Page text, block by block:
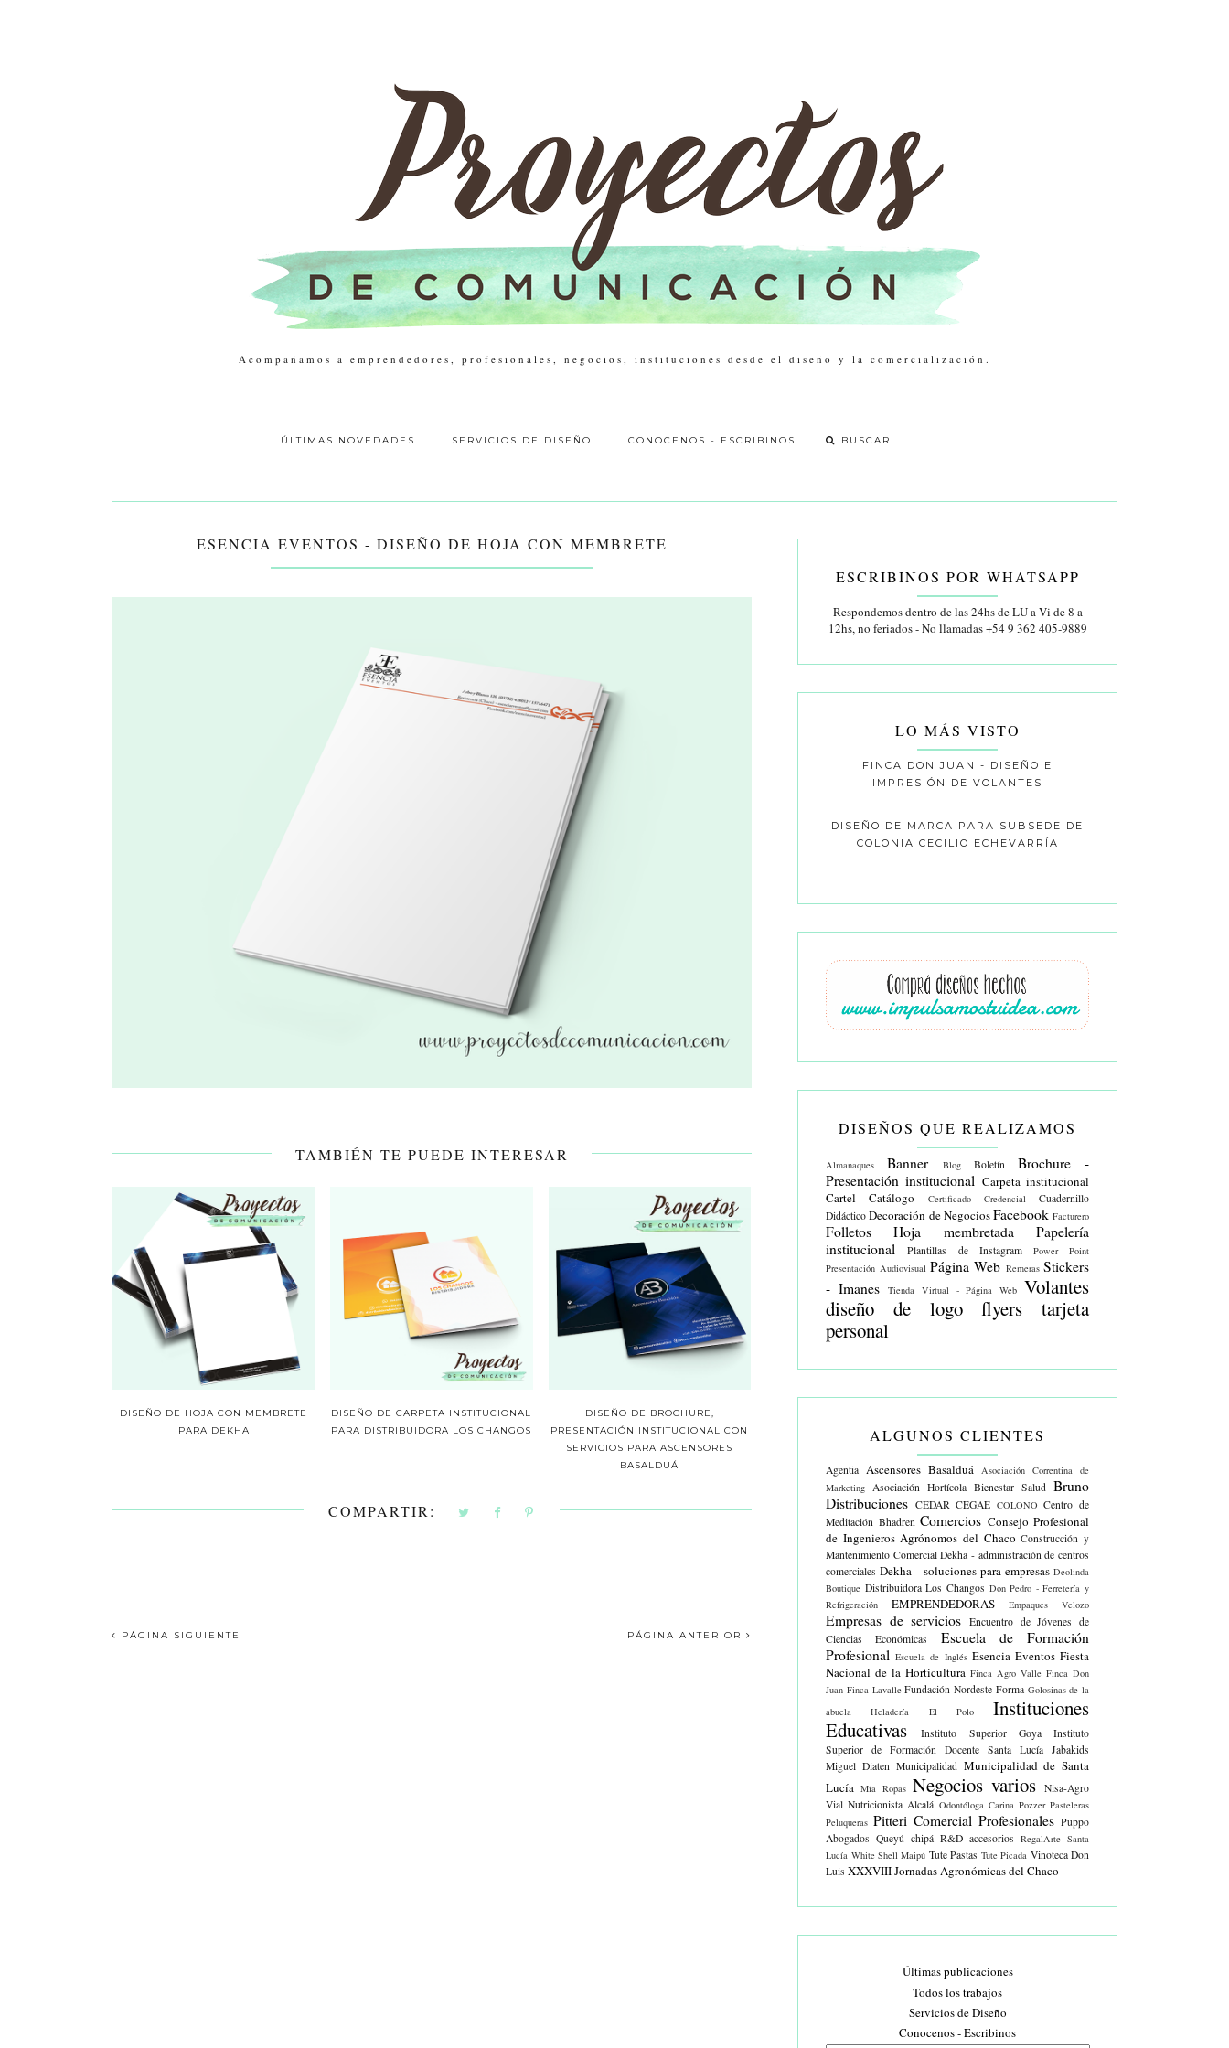
Acompañamos a emprendedores, profesionales, negocios, instituciones desde el diseño y la comercialización.
ÚLTIMAS NOVEDADES SERVICIOS DE DISEÑO CONOCENOS - ESCRIBINOS
ESENCIA EVENTOS - DISEÑO DE HOJA CON MEMBRETE
TAMBIÉN TE PUEDE INTERESAR
DISEÑO DE HOJA CON MEMBRETE
PARA DEKHA
DISEÑO DE CARPETA INSTITUCIONAL
PARA DISTRIBUIDORA LOS CHANGOS
DISEÑO DE BROCHURE,
PRESENTACIÓN INSTITUCIONAL CON
SERVICIOS PARA ASCENSORES
BASALDUÁ
COMPARTIR:
PÁGINA SIGUIENTE PÁGINA ANTERIOR
ESCRIBINOS POR WHATSAPP
Respondemos dentro de las 24hs de LU a Vi de 8 a
12hs, no feriados - No llamadas +54 9 362 405-9889
LO MÁS VISTO
FINCA DON JUAN - DISEÑO E
IMPRESIÓN DE VOLANTES
DISEÑO DE MARCA PARA SUBSEDE DE
COLONIA CECILIO ECHEVARRÍA
DISEÑOS QUE REALIZAMOS
Almanaques Banner Blog Boletín
Brochure -
Presentación institucional Carpeta institucional
Cartel
Catálogo Certificado Credencial
Cuadernillo
Didáctico Decoración de NegociosFacebook Facturero
Folletos Hoja membretada
Papelería
institucional
Plantillas de Instagram
Power Point
Presentación Audiovisual Página Web Remeras Stickers
- Imanes
Tienda Virtual - Página Web Volantes
diseño de logo
flyers
tarjeta
personal
ALGUNOS CLIENTES
Agentia Ascensores Basalduá Asociación Correntina de
Marketing Asociación Hortícola Bienestar Salud Bruno
Distribuciones CEDAR CEGAE COLONO Centro de
Meditación Bhadren Comercios Consejo Profesional
de Ingenieros Agrónomos del Chaco Construcción y
Mantenimiento Comercial Dekha - administración de centros
comerciales Dekha - soluciones para empresas Deolinda
Boutique Distribuidora Los Changos Don Pedro - Ferretería y
Refrigeración
EMPRENDEDORAS Empaques Velozo
Empresas de servicios
Encuentro de Jóvenes de
Ciencias Económicas
Escuela de Formación
Profesional Escuela de Inglés Esencia Eventos Fiesta
Nacional de la Horticultura Finca Agro Valle Finca Don
Juan Finca Lavalle Fundación Nordeste Forma Golosinas de la
abuela
Heladería El Polo
Instituciones
Educativas
Instituto Superior Goya
Instituto
Superior de Formación Docente Santa Lucía
Jabakids
Miguel Diaten Municipalidad Municipalidad de Santa
Lucía Mía Ropas Negocios varios
Nisa-Agro
Vial Nutricionista Alcalá Odontóloga Carina Pozzer Pasteleras
Peluqueras Pitteri Comercial Profesionales Puppo
Abogados Queyú chipá R&D accesorios RegalArte Santa
Lucía White Shell Maipú Tute Pastas Tute Picada Vinoteca Don
Luis XXXVIII Jornadas Agronómicas del Chaco
Últimas publicaciones
Todos los trabajos
Servicios de Diseño
Conocenos - Escribinos